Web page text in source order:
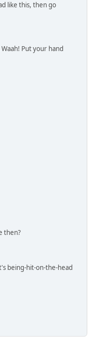
like this, then go
Put your hand
then?
being-hit-on-the-head